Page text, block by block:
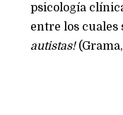
psicología
entre los cuales
autistas!